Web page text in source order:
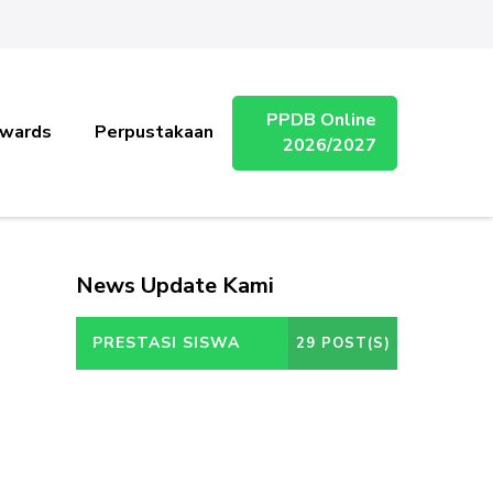
Perpustakaan
PPDB Online
2026/2027
News Update Kami
PRESTASI SISWA 29 POST(S)